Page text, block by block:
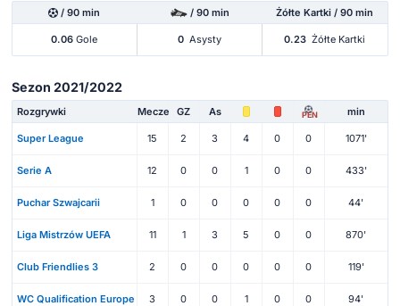
/ 90 min / 90 min Żółte Kartki / 90 min
0.06 Gole 0 Asysty 0.23 Żółte Kartki
Sezon 2021/2022
Rozgrywki Mecze GZ As PEN min
Super League 15 2 3 4 0 0 1071'
Serie A 12 0 0 1 0 0 433'
Puchar Szwajcarii 1 0 0 0 0 0 44'
Liga Mistrzów UEFA 11 1 3 5 0 0 870'
Club Friendlies 3 2 0 0 0 0 0 119'
WC Qualification Europe 3 0 0 1 0 0 94'